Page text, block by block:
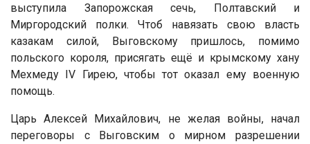
выступила Запорожская сечь, Полтавский и
Миргородский полки. Чтоб навязать свою власть
казакам силой, Выговскому пришлось, помимо
польского короля, присягать ещё и крымскому хану
Мехмеду IV Гирею, чтобы тот оказал ему военную
помощь.
Царь Алексей Михайлович, не желая войны, начал
переговоры с Выговским о мирном разрешении